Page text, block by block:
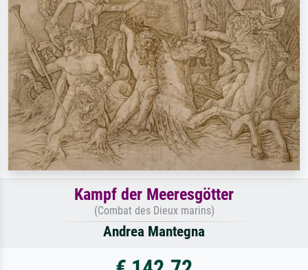
Sternennacht, Impressionismus, Welle
Hokusai, Akt.
Ölgemälde, Stehender Akt neben einem
Baum.
Kampf der Meeresgötter
(Combat des Dieux marins)
Andrea Mantegna